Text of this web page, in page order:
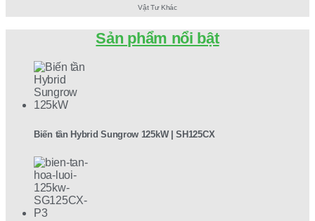
Vật Tư Khác
Sản phẩm nổi bật
Biến tần Hybrid Sungrow 125kW | SH125CX